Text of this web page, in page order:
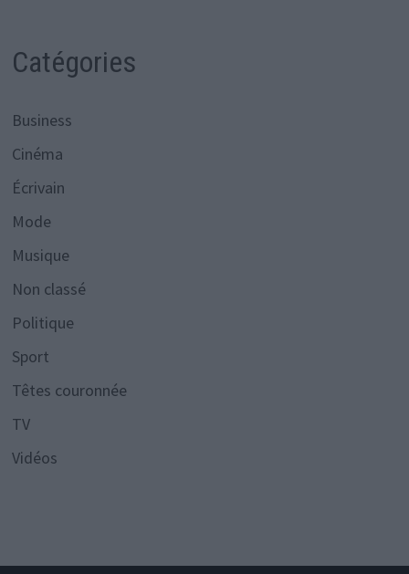
Catégories
Business
Cinéma
Écrivain
Mode
Musique
Non classé
Politique
Sport
Têtes couronnée
TV
Vidéos